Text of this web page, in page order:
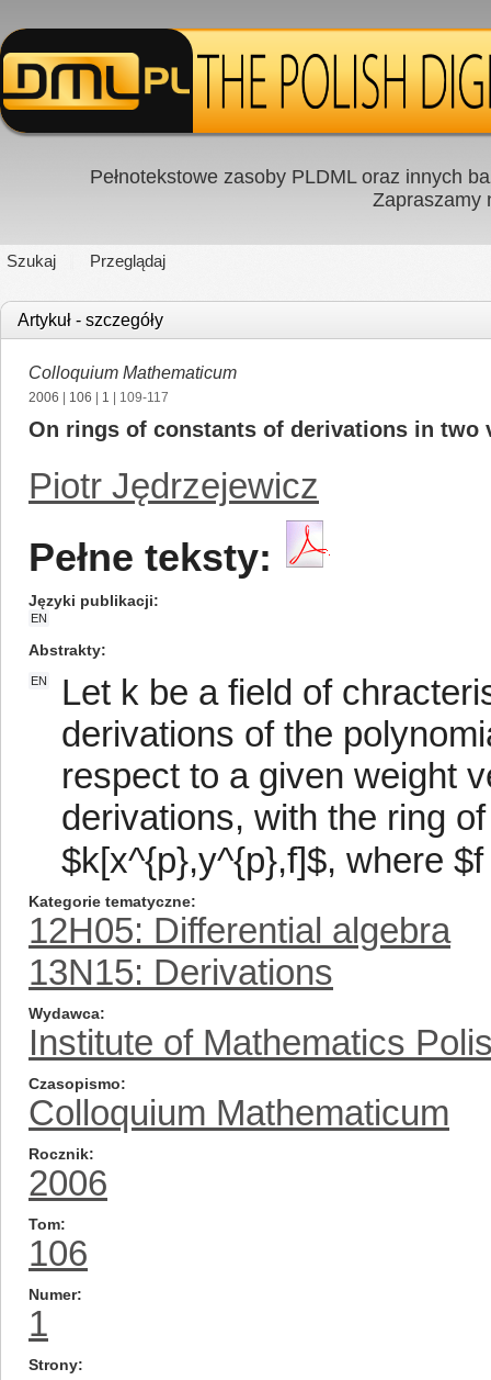
Pełnotekstowe zasoby PLDML oraz innych
Zapraszamy
Szukaj Przeglądaj
Artykuł - szczegóły
Colloquium Mathematicum
2006 106 1 | 109-117
On rings of constants of derivations in
Piotr Jędrzejewicz
Pełne teksty:
Języki publikacji
EN
Abstrakty
EN
Let k be a field of
derivations of the
respect to a given weight
derivations, with the ring
$k[x^{p},y^{p},f]$, where
Kategorie tematyczne
12H05: Differential algebra
13N15: Derivations
Wydawca
Institute of Mathematics
Czasopismo
Colloquium Mathematicum
Rocznik
2006
Tom
106
Numer
1
Strony